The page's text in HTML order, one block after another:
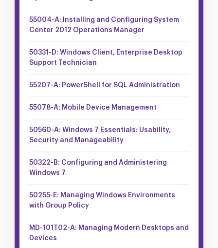
55004-A: Installing and Configuring System
Center 2012 Operations Manager
50331-D: Windows Client, Enterprise Desktop
Support Technician
55207-A: PowerShell for SQL Administration
55078-A: Mobile Device Management
50560-A: Windows 7 Essentials: Usability,
Security and Manageability
50322-B: Configuring and Administering
Windows 7
50255-E: Managing Windows Environments
with Group Policy
MD-101T02-A: Managing Modern Desktops and
Devices